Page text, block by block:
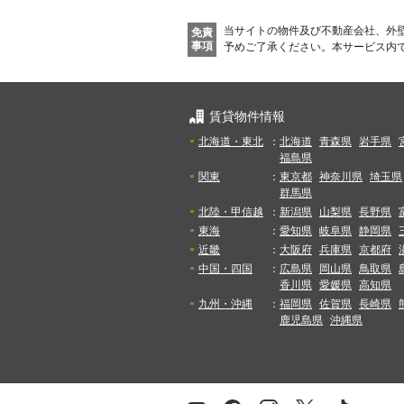
免責
事項
当サイトの物件及び不動産会社、外
予めご了承ください。 本サービス内
賃貸物件情報
北海道・東北 ： 北海道 青森県 岩手県
福島県
関東
： 東京都 神奈川県
埼玉県
群馬県
北陸・甲信越
： 新潟県 山梨県 長野県
東海
： 愛知県 岐阜県 静岡県
近畿
： 大阪府 兵庫県 京都府
中国・四国
： 広島県 岡山県 鳥取県
香川県
愛媛県
高知県
九州・沖縄
： 福岡県 佐賀県 長崎県
鹿児島県
沖縄県